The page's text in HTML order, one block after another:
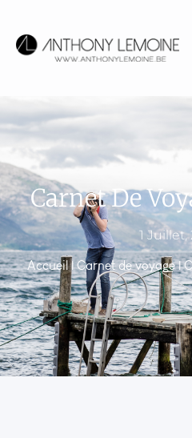
Carnet De
1 Juillet,
Accueil|Carnet de voyage|